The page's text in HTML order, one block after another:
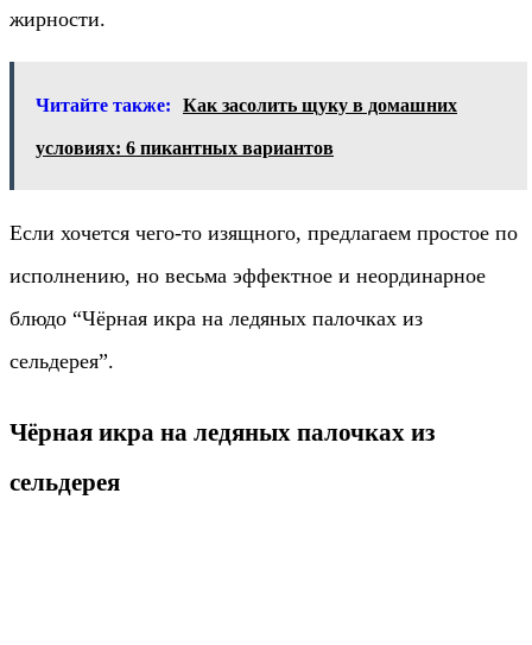
жирности.
Читайте также: Как засолить щуку в домашних
условиях: 6 пикантных вариантов
Если хочется чего-то изящного, предлагаем простое по
исполнению, но весьма эффектное и неординарное
блюдо “Чёрная икра на ледяных палочках из
сельдерея”.
Чёрная икра на ледяных палочках из
сельдерея